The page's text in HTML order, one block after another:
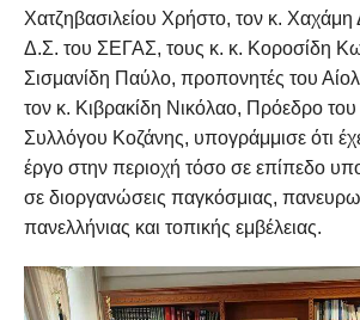
Χατζηβασιλείου Χρήστο, τον κ. Χαχάμη
Δ.Σ. του ΣΕΓΑΣ, τους κ. κ. Κοροσίδη
Σισμανίδη Παύλο, προπονητές του
τον κ. Κιβρακίδη Νικόλαο, Πρόεδρο του
Συλλόγου Κοζάνης, υπογράμμισε ότι
έργο στην περιοχή τόσο σε επίπεδο
σε διοργανώσεις παγκόσμιας,
πανελλήνιας και τοπικής εμβέλειας.